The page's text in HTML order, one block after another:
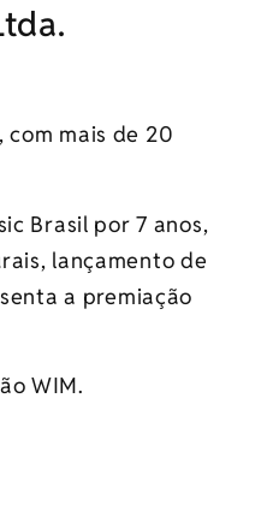
mais de 20
Brasil por 7 anos,
lançamento de
a premiação
WIM.